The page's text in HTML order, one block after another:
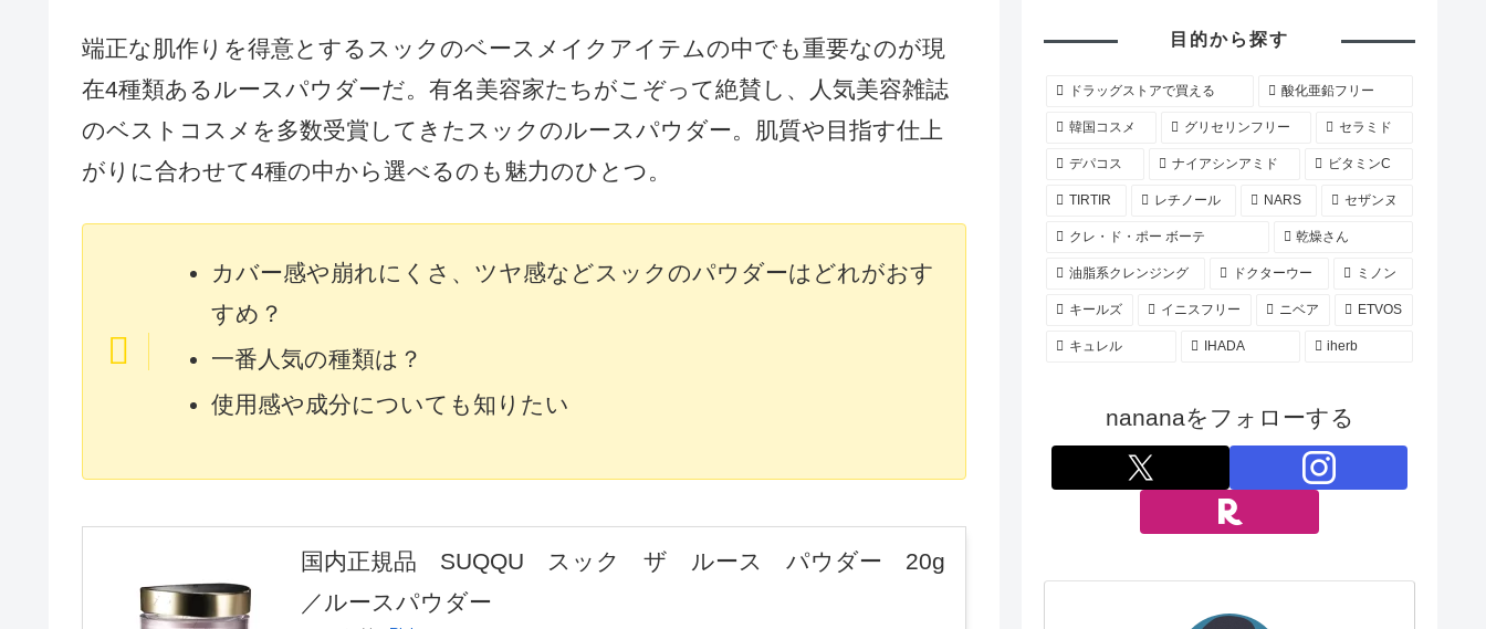
端正な肌作りを得意とするスックのベースメイクアイテムの中でも重要なのが現
在4種類あるルースパウダーだ。有名美容家たちがこぞって絶賛し、人気美容雑誌
のベストコスメを多数受賞してきたスックのルースパウダー。肌質や目指す仕上
がりに合わせて4種の中から選べるのも魅力のひとつ。
カバー感や崩れにくさ、ツヤ感などスックのパウダーはどれがおす
すめ？
一番人気の種類は？
使用感や成分についても知りたい
国内正規品 SUQQU スック ザ ルース パウダー 20g
／ルースパウダー
目的から探す
ドラッグストアで買える 酸化亜鉛フリー
韓国コスメ グリセリンフリー セラミド
デパコス ナイアシンアミド ビタミンC
TIRTIR レチノール NARS セザンヌ
クレ・ド・ポー ボーテ 乾燥さん
油脂系クレンジング ドクターウー ミノン
キールズ イニスフリー ニベア ETVOS
キュレル IHADA iherb
nananaをフォローする